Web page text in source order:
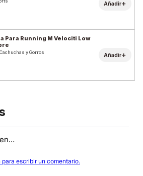
Añadir+
Para Running M Velociti Low
y Gorros Añadir+
escribir un comentario.